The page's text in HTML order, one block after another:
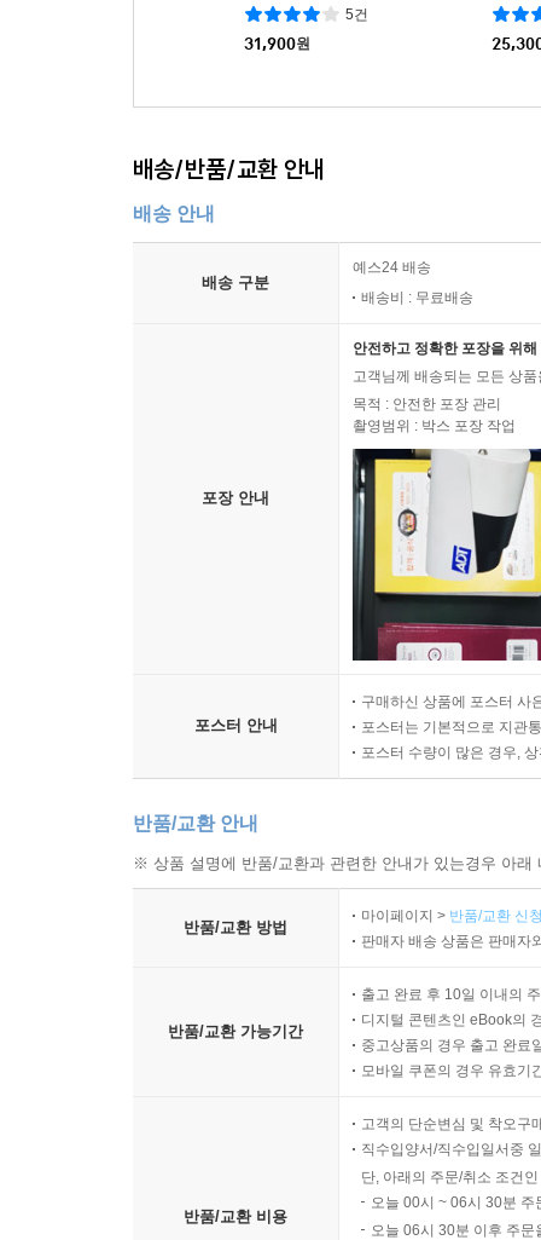
5건
31,900원
배송/반품/교환 안내
배송 안내
배송 구분
예스24 배송
배송비 : 무료배송
포장 안내
안전하고 정확한 포장을 위
고객님께 배송되는 모든 상
목적 : 안전한 포장 관리
촬영범위 : 박스 포장 작업
포스터 안내
구매하신 상품에 포스터 사
포스터는 기본적으로 지관
포스터 수량이 많은 경우,
반품/교환 안내
※ 상품 설명에 반품/교환과 관련한 안내가 있는경우 아
반품/교환 방법
마이페이지 > 반품/교환 신
판매자 배송 상품은 판매자
반품/교환 가능기간
출고 완료 후 10일 이내의
디지털 콘텐츠인 eBook의
중고상품의 경우 출고 완료
모바일 쿠폰의 경우 유효기
반품/교환 비용
고객의 단순변심 및 착오구
직수입양서/직수입일서중
단, 아래의 주문/취소 조건
오늘 00시 ~ 06시 30분
오늘 06시 30분 이후 주